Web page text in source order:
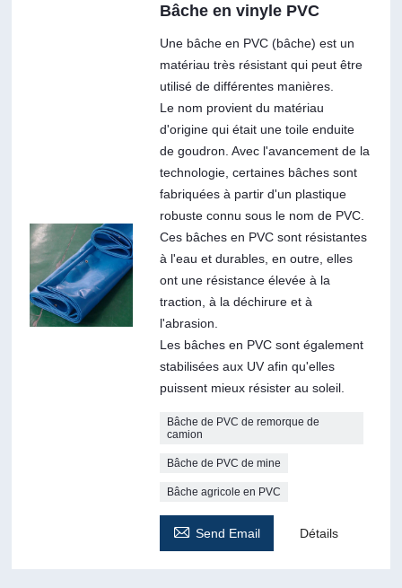
Bâche en vinyle PVC
Une bâche en PVC (bâche) est un
matériau très résistant qui peut être
utilisé de différentes manières.
Le nom provient du matériau
d'origine qui était une toile enduite
de goudron. Avec l'avancement de la
technologie, certaines bâches sont
fabriquées à partir d'un plastique
robuste connu sous le nom de PVC.
Ces bâches en PVC sont résistantes
à l'eau et durables, en outre, elles
ont une résistance élevée à la
traction, à la déchirure et à
l'abrasion.
Les bâches en PVC sont également
stabilisées aux UV afin qu'elles
puissent mieux résister au soleil.
Bâche de PVC de remorque de
camion
Bâche de PVC de mine
Bâche agricole en PVC
 Send Email Détails